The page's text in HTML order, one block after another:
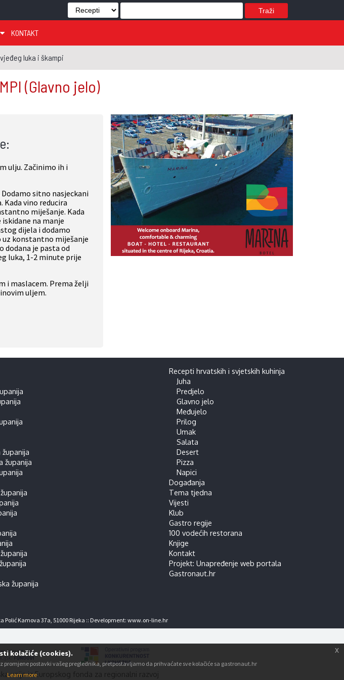
Traži
ŽUPANIJA
REGIJE
KONTAKT
luka i škampi
(Glavno jelo)
ulju. Začinimo ih i
sitno nasjeckani
Kada vino reducira
miješanje. Kada
na manje
dijela i dodamo
uz konstantno miješanje
dodana je pasta od
luka, 1-2 minute prije
i maslacem. Prema želji
uljem.
županija
županija
Recepti hrvatskih i svjetskih kuhinja
Juha
Predjelo
Glavno jelo
Međujelo
Prilog
Umak
Salata
Desert
Pizza
Napici
Događanja
Tema tjedna
Vijesti
Klub
Gastro regije
100 vodećih restorana
Knjige
Kontakt
Projekt: Unapređenje web portala
Gastronaut.hr
Kamova 37a, 51000 Rijeka :: Development: www.on-line.hr
unija iz Europskog fonda za regionalni razvoj
kolačiće (cookies).
postavki vašeg preglednika, pretpostavljamo da prihvaćate sve kolačiće sa gastronaut.hr
Learn more
x